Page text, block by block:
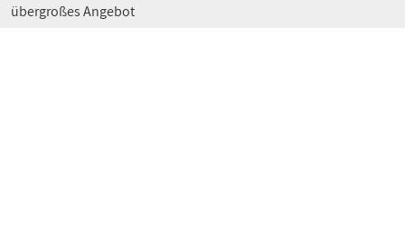
übergroßes Angebot